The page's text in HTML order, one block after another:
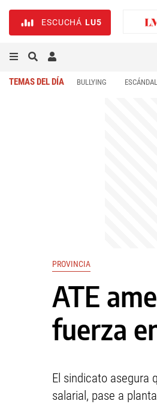
ESCUCHÁ LU5
TEMAS DEL DÍA BULLYING
PROVINCIA
ATE
fuerza
El sindicato asegura
salarial, pase a